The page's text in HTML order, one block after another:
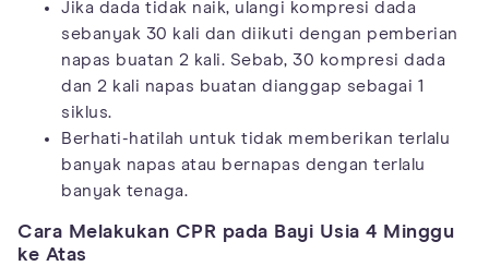
Jika dada tidak naik, ulangi kompresi dada
sebanyak 30 kali dan diikuti dengan pemberian
napas buatan 2 kali. Sebab, 30 kompresi dada
dan 2 kali napas buatan dianggap sebagai 1
siklus.
Berhati-hatilah untuk tidak memberikan terlalu
banyak napas atau bernapas dengan terlalu
banyak tenaga.
Cara Melakukan CPR pada Bayi Usia 4 Minggu
ke Atas